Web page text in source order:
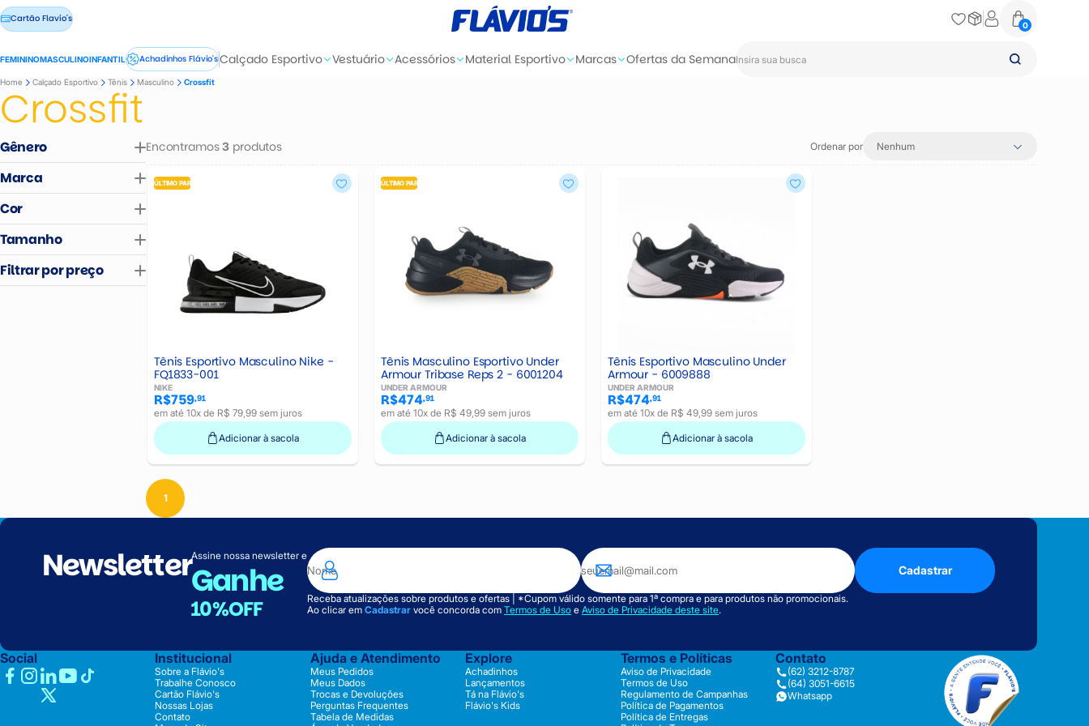
Cartão Flavio's
0
FEMININOMASCULINOINFANTIL Achadinhos Flávio'sCalçado Esportivo Vestuário Acessórios Material Esportivo Marcas Ofertas da Semana
Home Calçado Esportivo Tênis Masculino Crossfit
Crossfit
Gênero
Feminino
Marca
UNDER ARMOUR
NIKE
Cor
Preto e Branco
Preto e Cinza
Tamanho
38 39 40 41
Filtrar por preço
Encontramos 3 produtos Ordenar por Nenhum
ÚLTIMO PAR
Tênis Esportivo Masculino Nike -
FQ1833-001
NIKE
R$759,91
em até 10x de R$ 79,99 sem juros
Adicionar à sacola
ÚLTIMO PAR
Tênis Masculino Esportivo Under
Armour Tribase Reps 2 - 6001204
UNDER ARMOUR
R$474,91
em até 10x de R$ 49,99 sem juros
Adicionar à sacola
Tênis Esportivo Masculino Under
Armour - 6009888
UNDER ARMOUR
R$474,91
em até 10x de R$ 49,99 sem juros
Adicionar à sacola
1
NewsletterAssine nossa newsletter e
Ganhe
10%OFF
Cadastrar
Receba atualizações sobre produtos e ofertas | *Cupom válido somente para 1ª compra e para produtos não promocionais.
Ao clicar em Cadastrar você concorda com Termos de Uso e Aviso de Privacidade deste site.
Social Institucional
Sobre a Flávio's
Trabalhe Conosco
Cartão Flávio's
Nossas Lojas
Contato
Ajuda e Atendimento
Meus Pedidos
Meus Dados
Trocas e Devoluções
Perguntas Frequentes
Tabela de Medidas
Explore
Achadinhos
Lançamentos
Tá na Flávio's
Flávio's Kids
Termos e Políticas
Aviso de Privacidade
Termos de Uso
Regulamento de Campanhas
Política de Pagamentos
Política de Entregas
Contato
(62) 3212-8787
(64) 3051-6615
Whatsapp